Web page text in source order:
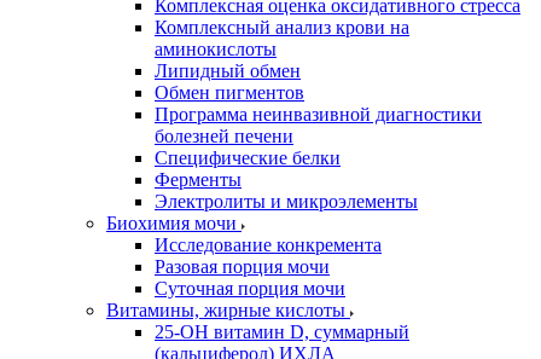
Комплексная оценка оксидативного стресса
Комплексный анализ крови на
аминокислоты
Липидный обмен
Обмен пигментов
Программа неинвазивной диагностики
болезней печени
Специфические белки
Ферменты
Электролиты и микроэлементы
Биохимия мочи
Исследование конкремента
Разовая порция мочи
Суточная порция мочи
Витамины, жирные кислоты
25-OH витамин D, суммарный
(кальциферол) ИХЛА